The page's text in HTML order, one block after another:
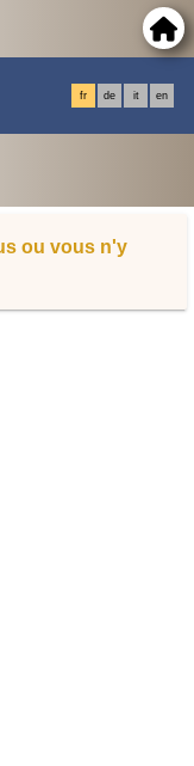
fr de it en
ou vous n'y